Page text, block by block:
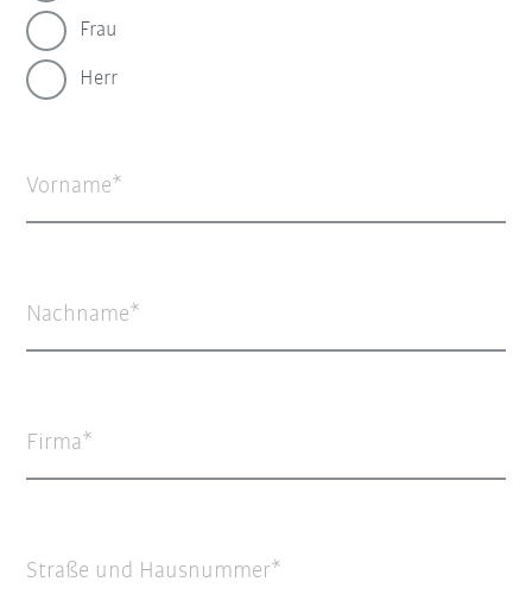
Frau
Herr
Vorname
Nachname
Firma
Straße und Hausnummer